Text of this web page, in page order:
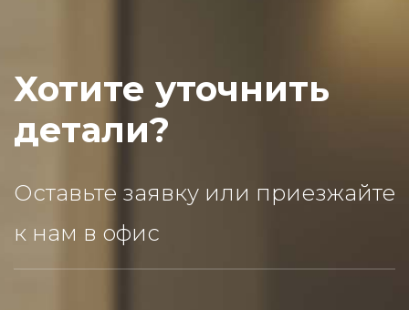
Хотите уточнить
детали?
Оставьте заявку или приезжайте
к нам в офис